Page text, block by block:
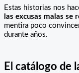
Estas historias nos
las excusas malas se
mentira poco
durante años.
El catálogo de